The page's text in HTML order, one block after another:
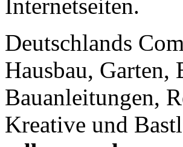
Internetseiten.
Deutschlands
Hausbau, Garten,
Bauanleitungen,
Kreative und